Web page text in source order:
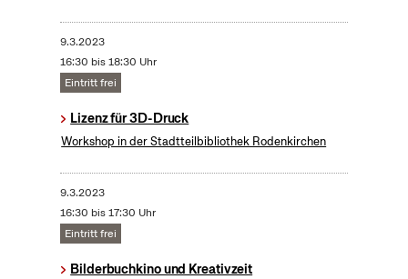
9.3.2023
16:30 bis 18:30 Uhr
Eintritt frei
Lizenz für 3D-Druck
Workshop in der Stadtteilbibliothek Rodenkirchen
9.3.2023
16:30 bis 17:30 Uhr
Eintritt frei
Bilderbuchkino und Kreativzeit